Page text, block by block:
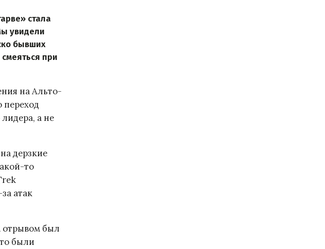
стала
увидели
бывших
при
на Альто-
переход
а не
дерзкие
то
атак
отрывом был
были